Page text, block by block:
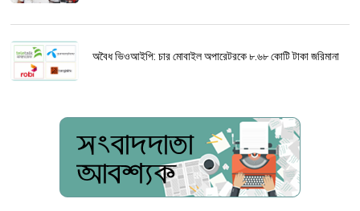
অবৈধ ভিওআইপি: চার মোবাইল অপারেটরকে ৮.৬৮ কোটি টাকা জরিমানা